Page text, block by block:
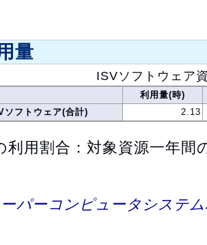
量
ISVソフトウェア
利用量(時)
ソフトウェア(合計)
2.13
用割合：対象資源一年間
パーコンピュータシステ